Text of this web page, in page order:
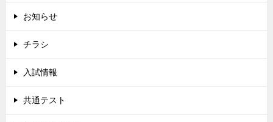
お知らせ
チラシ
入試情報
共通テスト